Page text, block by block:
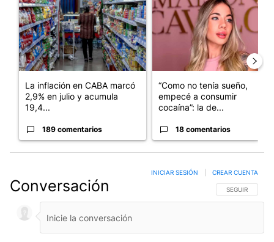
La inflación en CABA marcó
2,9% en julio y acumula
19,4...
189 comentarios
“Como no tenía sueño,
empecé a consumir
cocaína”: la de...
18 comentarios
Conversación SIGA ESTA
SEGUIR
INICIAR SESIÓN CREAR CUENTA